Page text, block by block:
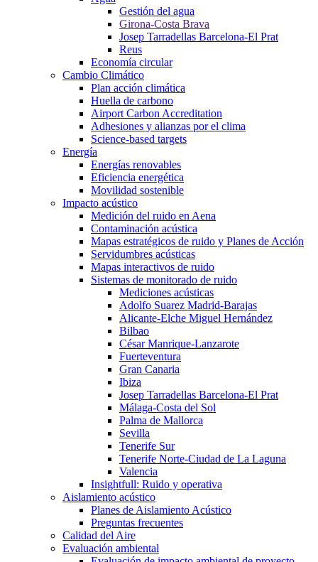
Gestión del agua
Girona-Costa Brava
Josep Tarradellas Barcelona-El Prat
Reus
Economía circular
Cambio Climático
Plan acción climática
Huella de carbono
Airport Carbon Accreditation
Adhesiones y alianzas por el clima
Science-based targets
Energía
Energías renovables
Eficiencia energética
Movilidad sostenible
Impacto acústico
Medición del ruido en Aena
Contaminación acústica
Mapas estratégicos de ruido y Planes de Acción
Servidumbres acústicas
Mapas interactivos de ruido
Sistemas de monitorado de ruido
Mediciones acústicas
Adolfo Suarez Madrid-Barajas
Alicante-Elche Miguel Hernández
Bilbao
César Manrique-Lanzarote
Fuerteventura
Gran Canaria
Ibiza
Josep Tarradellas Barcelona-El Prat
Málaga-Costa del Sol
Palma de Mallorca
Sevilla
Tenerife Sur
Tenerife Norte-Ciudad de La Laguna
Valencia
Insightfull: Ruido y operativa
Aislamiento acústico
Planes de Aislamiento Acústico
Preguntas frecuentes
Calidad del Aire
Evaluación ambiental